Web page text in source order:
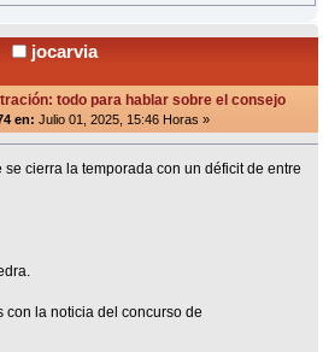
jocarvia
todo para hablar sobre el consejo
en: Julio 01, 2025, 15:46 Horas »
cierra la temporada con un déficit de entre
la noticia del concurso de